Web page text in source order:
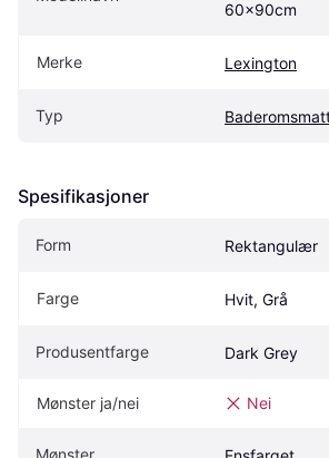
60x90cm
Merke Lexington
Typ
Spesifikasjoner
Form Rektangulær
Farge Hvit, Grå
Produsentfarge Dark Grey
Mønster ja/nei Nei
Mønster